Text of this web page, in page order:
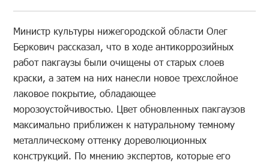
Министр культуры нижегородской области Олег
Беркович рассказал, что в ходе антикоррозийных
работ пакгаузы были очищены от старых слоев
краски, а затем на них нанесли новое трехслойное
лаковое покрытие, обладающее
морозоустойчивостью. Цвет обновленных пакгаузов
максимально приближен к натуральному темному
металлическому оттенку дореволюционных
конструкций. По мнению экспертов, которые его